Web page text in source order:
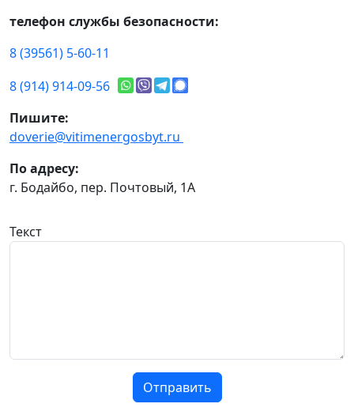
телефон службы безопасности:
8 (39561) 5-60-11
8 (914) 914-09-56
Пишите:
doverie@vitimenergosbyt.ru
По адресу:
г. Бодайбо, пер. Почтовый, 1А
Текст
Отправить